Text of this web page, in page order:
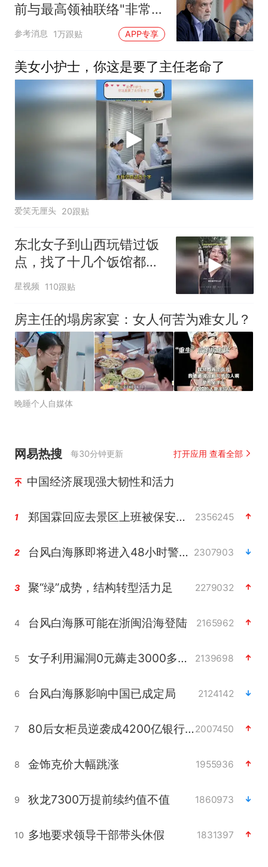
前与最高领袖联络"非常困
难"
参考消息 1万跟贴 APP专享
美女小护士，你这是要了主任老命了
爱笑无厘头 20跟贴
东北女子到山西玩错过饭
点，找了十几个饭馆都没
开门：午休到几点
星视频 110跟贴
房主任的塌房家宴：女人何苦为难女儿？
晚睡个人自媒体
网易热搜 每30分钟更新 打开应用 查看全部
中国经济展现强大韧性和活力
1 郑国霖回应去景区上班被保安拦下 2356245
2 台风白海豚即将进入48小时警戒线 2307903
3 聚“绿”成势，结构转型活力足 2279032
4 台风白海豚可能在浙闽沿海登陆 2165962
5 女子利用漏洞0元薅走3000多件家电 2139698
6 台风白海豚影响中国已成定局 2124142
7 80后女柜员逆袭成4200亿银行副行长2007450
8 金饰克价大幅跳涨 1955936
9 狄龙7300万提前续约值不值 1860973
10 多地要求领导干部带头休假 1831397